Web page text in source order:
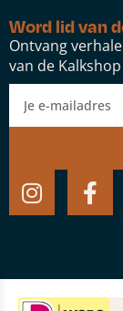
Word lid van
Ontvang
van de